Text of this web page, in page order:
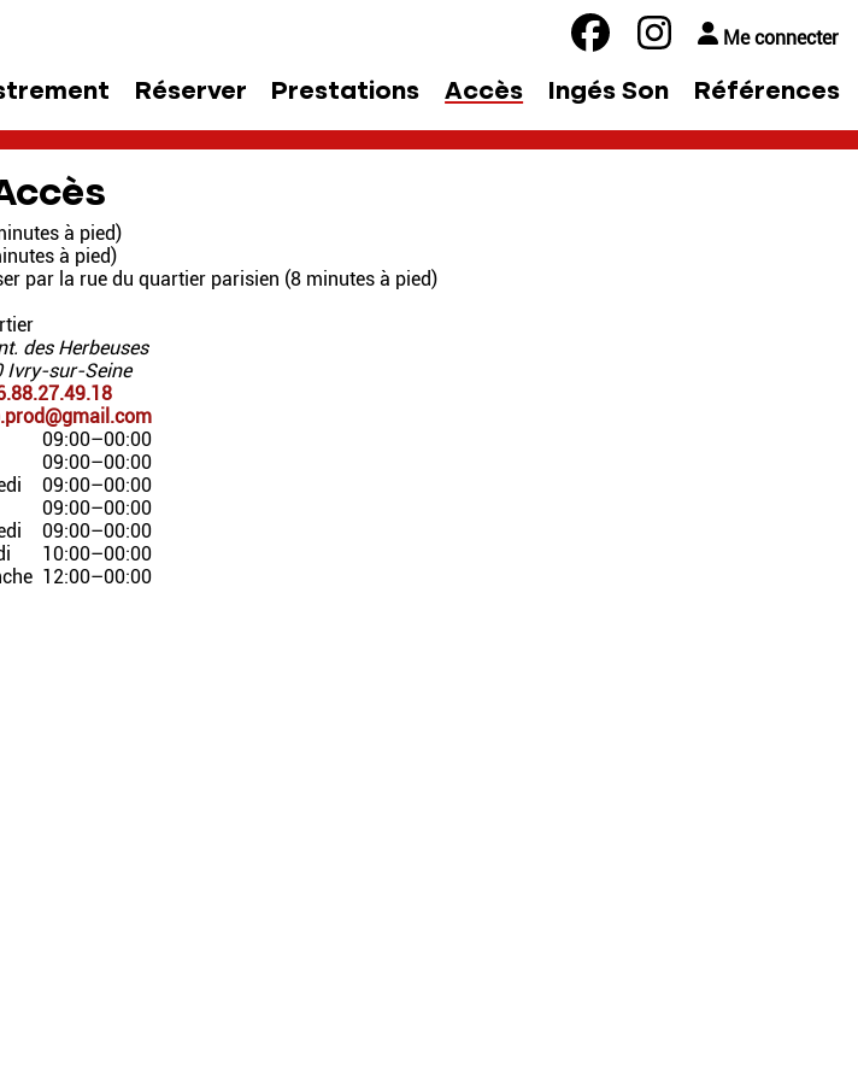
Réserver Prestations Accès Ingés Son Références
Me connecter
à pied)
à pied)
par la rue du quartier parisien (8 minutes à pied)
des Herbeuses
Ivry-sur-Seine
09:00–00:00
09:00–00:00
09:00–00:00
09:00–00:00
09:00–00:00
10:00–00:00
12:00–00:00